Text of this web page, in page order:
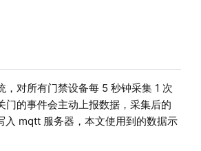
，对所有门禁设备每 5 秒钟采集 1 次
门的事件会主动上报数据，采集后的
入 mqtt 服务器，本文使用到的数据示